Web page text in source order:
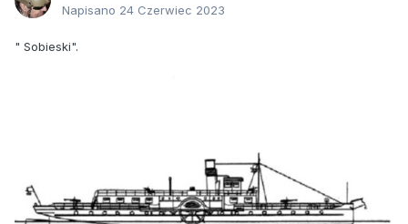
Napisano 24 Czerwiec 2023
" Sobieski".